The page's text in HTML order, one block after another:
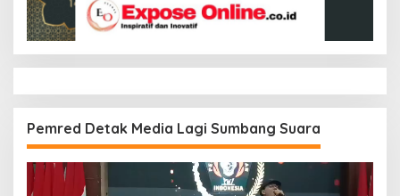
Pemred Detak Media Lagi Sumbang Suara
Pemutar